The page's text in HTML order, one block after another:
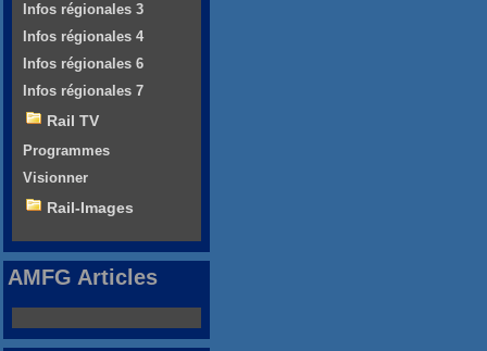
Infos régionales 3
Infos régionales 4
Infos régionales 6
Infos régionales 7
Rail TV
Programmes
Visionner
Rail-Images
AMFG Articles